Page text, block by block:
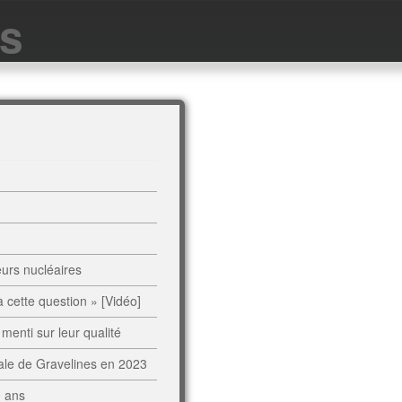
nucléaires
cette question » [Vidéo]
sur leur qualité
de Gravelines en 2023
ans